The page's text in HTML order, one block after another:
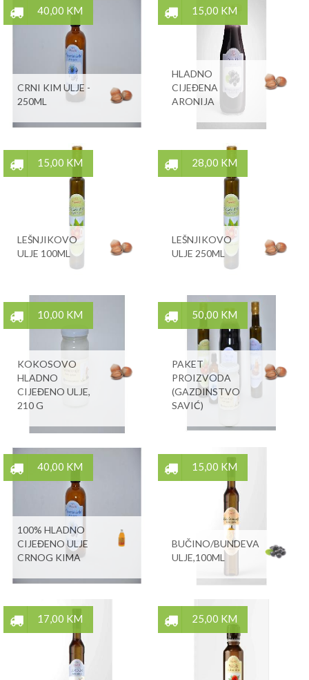
40,00 KM
CRNI KIM ULJE -
250ML
15,00 KM
HLADNO
CIJEĐENA
ARONIJA
15,00 KM
LEŠNJIKOVO
ULJE 100ML
28,00 KM
LEŠNJIKOVO
ULJE 250ML
10,00 KM
KOKOSOVO
HLADNO
CIJEĐENO ULJE,
210 G
50,00 KM
PAKET
PROIZVODA
(GAZDINSTVO
SAVIĆ)
40,00 KM
100% HLADNO
CIJEĐENO ULJE
CRNOG KIMA
15,00 KM
BUČINO/BUNDEVA
ULJE,100ML
17,00 KM 25,00 KM